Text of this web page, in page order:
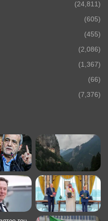
(24,811)
(605)
(455)
(2,086)
(1,367)
(66)
(7,376)